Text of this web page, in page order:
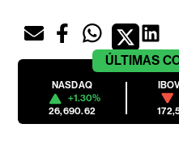
ÚLTIMAS
NASDAQ
+1.30%
26,690.62